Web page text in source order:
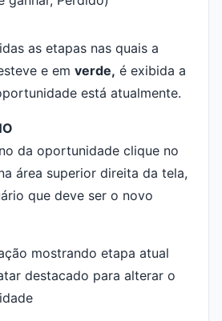
as etapas nas quais a
e em verde, é exibida a
está atualmente.
da oportunidade clique no
área superior direita da tela,
que deve ser o novo